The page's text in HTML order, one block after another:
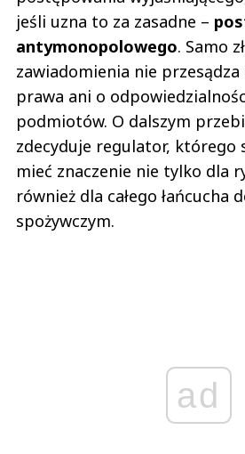
jeśli uzna to za zasadne –
antymonopolowego. Samo
zawiadomienia nie
prawa ani o
podmiotów. O dalszym
zdecyduje regulator, którego
mieć znaczenie nie tylko dla
również dla całego łańcucha
spożywczym.
ad